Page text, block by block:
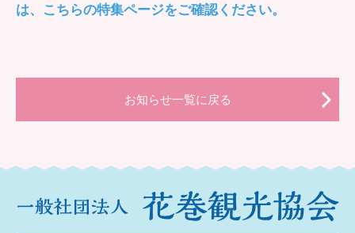
は、こちらの特集ページをご確認ください。
お知らせ一覧に戻る